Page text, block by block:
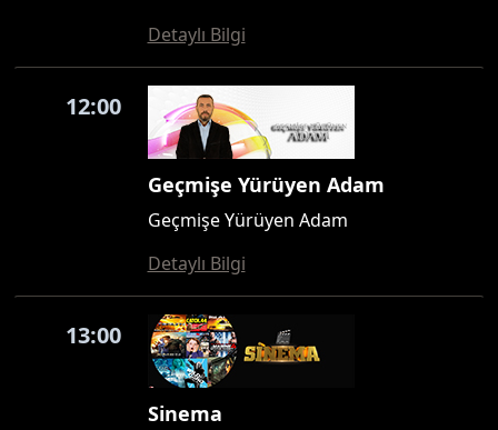
Detaylı Bilgi
12:00
Geçmişe Yürüyen Adam
Geçmişe Yürüyen Adam
Detaylı Bilgi
13:00
Sinema